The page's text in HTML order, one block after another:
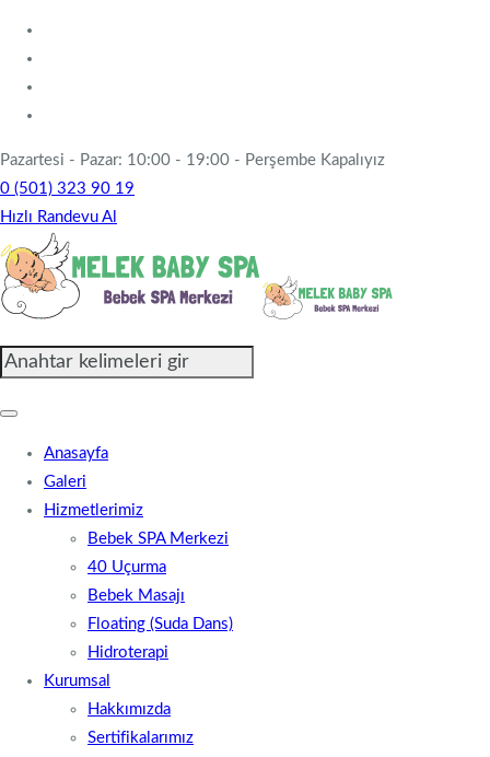
Pazartesi - Pazar: 10:00 - 19:00 - Perşembe Kapalıyız
0 (501) 323 90 19
Hızlı Randevu Al
Anasayfa
Galeri
Hizmetlerimiz
Bebek SPA Merkezi
40 Uçurma
Bebek Masajı
Floating (Suda Dans)
Hidroterapi
Kurumsal
Hakkımızda
Sertifikalarımız